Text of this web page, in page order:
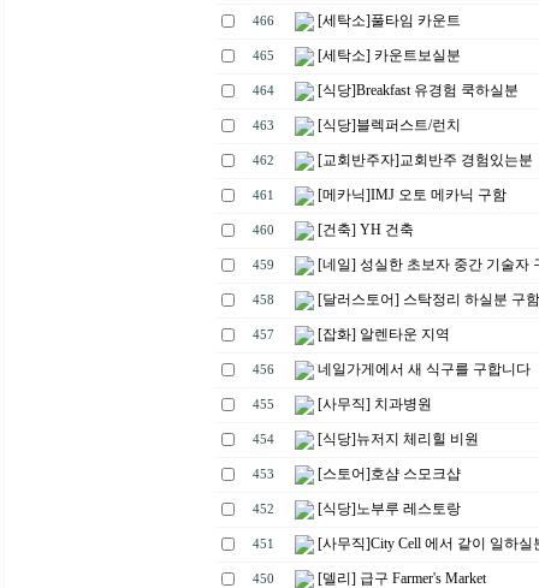
466 [세탁소]풀타임 카운트
465 [세탁소] 카운트보실분
464 [식당]Breakfast 유경험 쿡하실분
463 [식당]블렉퍼스트/런치
462 [교회반주자]교회반주 경험있는분
461 [메카닉]IMJ 오토 메카닉 구함
460 [건축] YH 건축
459 [네일] 성실한 초보자 중간 기술자
458 [달러스토어] 스탁정리 하실분 구함
457 [잡화] 알렌타운 지역
456 네일가게에서 새 식구를 구합니다
455 [사무직] 치과병원
454 [식당]뉴저지 체리힐 비원
453 [스토어]호샴 스모크샵
452 [식당]노부루 레스토랑
451 [사무직]City Cell 에서 같이 일하실
450 [델리] 급구 Farmer's Market